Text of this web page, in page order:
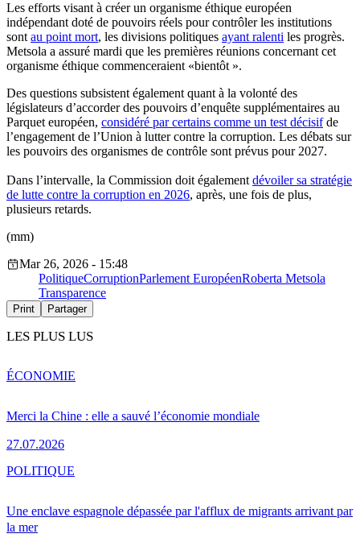
Les efforts visant à créer un organisme éthique européen
indépendant doté de pouvoirs réels pour contrôler les institutions
sont au point mort, les divisions politiques ayant ralenti les progrès.
Metsola a assuré mardi que les premières réunions concernant cet
organisme éthique commenceraient «bientôt ».
Des questions subsistent également quant à la volonté des
législateurs d’accorder des pouvoirs d’enquête supplémentaires au
Parquet européen, considéré par certains comme un test décisifde
l’engagement de l’Union à lutter contre la corruption. Les débats sur
les pouvoirs des organismes de contrôle sont prévus pour 2027.
Dans l’intervalle, la Commission doit également dévoiler sa stratégie
de lutte contre la corruption en 2026, après, une fois de plus,
plusieurs retards.
(mm)
Mar 26, 2026 - 15:48
PolitiqueCorruptionParlement EuropéenRoberta Metsola
Transparence
Print Partager
LES PLUS LUS
Merci la Chine : elle a sauvé l’économie mondiale
27.07.2026
ÉCONOMIE
Une enclave espagnole dépassée par l'afflux de migrants arrivant par
la mer
POLITIQUE